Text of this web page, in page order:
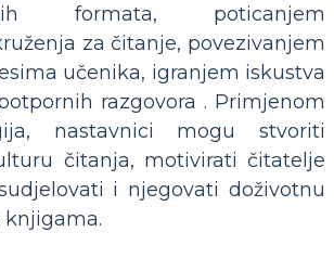
formata, poticanjem
za čitanje, povezivanjem
učenika, igranjem iskustva
razgovora . Primjenom
nastavnici mogu stvoriti
čitanja, motivirati čitatelje
i njegovati doživotnu